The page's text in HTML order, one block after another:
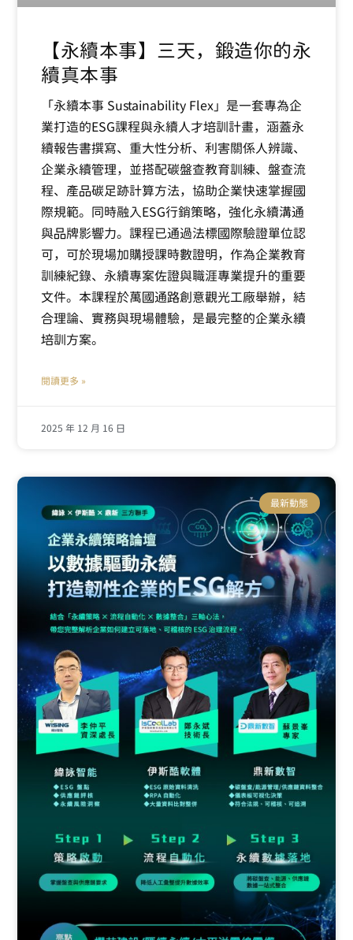
【永續本事】三天，鍛造你的永
續真本事
「永續本事 Sustainability Flex」是一套專為企
業打造的ESG課程與永續人才培訓計畫，涵蓋永
續報告書撰寫、重大性分析、利害關係人辨識、
企業永續管理，並搭配碳盤查教育訓練、盤查流
程、產品碳足跡計算方法，協助企業快速掌握國
際規範。同時融入ESG行銷策略，強化永續溝通
與品牌影響力。課程已通過法標國際驗證單位認
可，可於現場加購授課時數證明，作為企業教育
訓練紀錄、永續專案佐證與職涯專業提升的重要
文件。本課程於萬國通路創意觀光工廠舉辦，結
合理論、實務與現場體驗，是最完整的企業永續
培訓方案。
閱讀更多 »
2025 年 12 月 16 日
最新動態